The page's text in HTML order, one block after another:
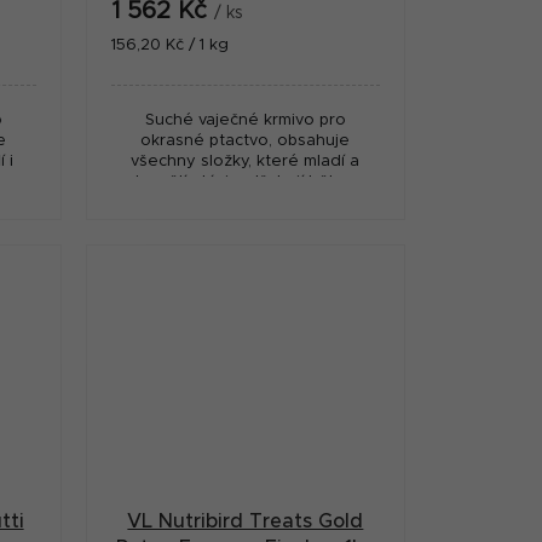
i
1 562 Kč / ks
Měrná
156,20 Kč / 1 kg
Suché vaječné krmivo pro
okrasné ptactvo, obsahuje
všechny složky, které mladí a
dospělí ptáci potřebují během
VL Nutribird Treats Gold